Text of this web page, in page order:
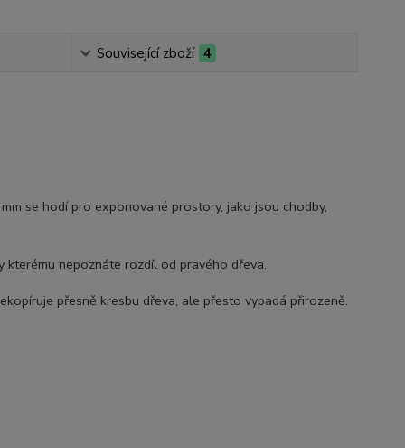
Související zboží 4
se hodí pro exponované prostory, jako jsou chodby,
kterému nepoznáte rozdíl od pravého dřeva.
přesně kresbu dřeva, ale přesto vypadá přirozeně.